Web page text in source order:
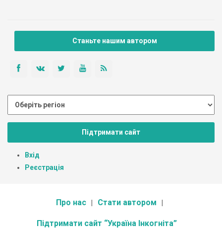
Станьте нашим автором
Підтримати сайт
Вхід
Реєстрація
Про нас Стати автором
Підтримати сайт “Україна Інкогніта”